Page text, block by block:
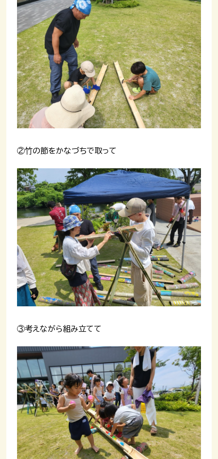
②竹の節をかなづちで取って
③考えながら組み立てて